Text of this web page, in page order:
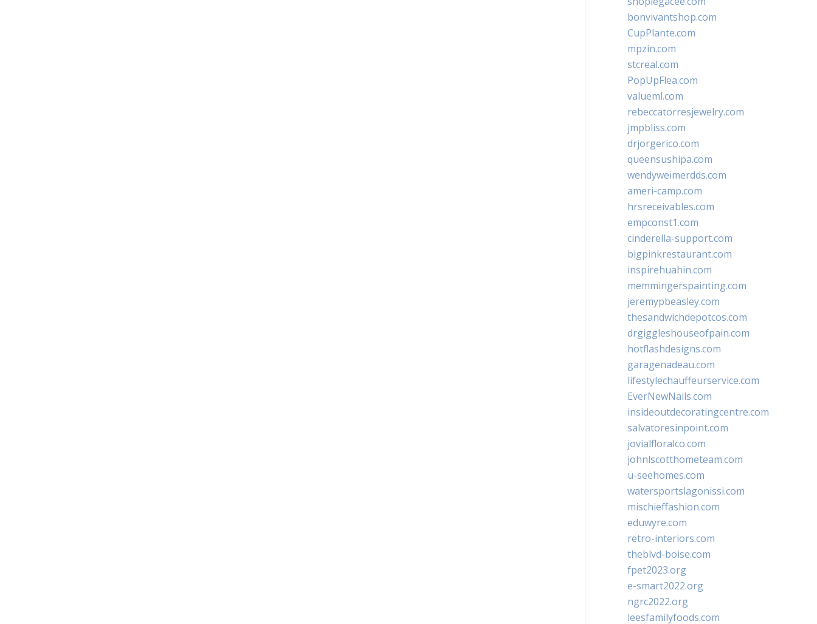
bonvivantshop.com
CupPlante.com
mpzin.com
stcreal.com
PopUpFlea.com
valueml.com
rebeccatorresjewelry.com
jmpbliss.com
drjorgerico.com
queensushipa.com
wendyweimerdds.com
ameri-camp.com
hrsreceivables.com
empconst1.com
cinderella-support.com
bigpinkrestaurant.com
inspirehuahin.com
memmingerspainting.com
jeremypbeasley.com
thesandwichdepotcos.com
drgiggleshouseofpain.com
hotflashdesigns.com
garagenadeau.com
lifestylechauffeurservice.com
EverNewNails.com
insideoutdecoratingcentre.com
salvatoresinpoint.com
jovialfloralco.com
johnlscotthometeam.com
u-seehomes.com
watersportslagonissi.com
mischieffashion.com
eduwyre.com
retro-interiors.com
theblvd-boise.com
fpet2023.org
e-smart2022.org
ngrc2022.org
leesfamilyfoods.com